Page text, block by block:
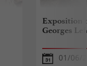
Exposition
Georges
01/06/